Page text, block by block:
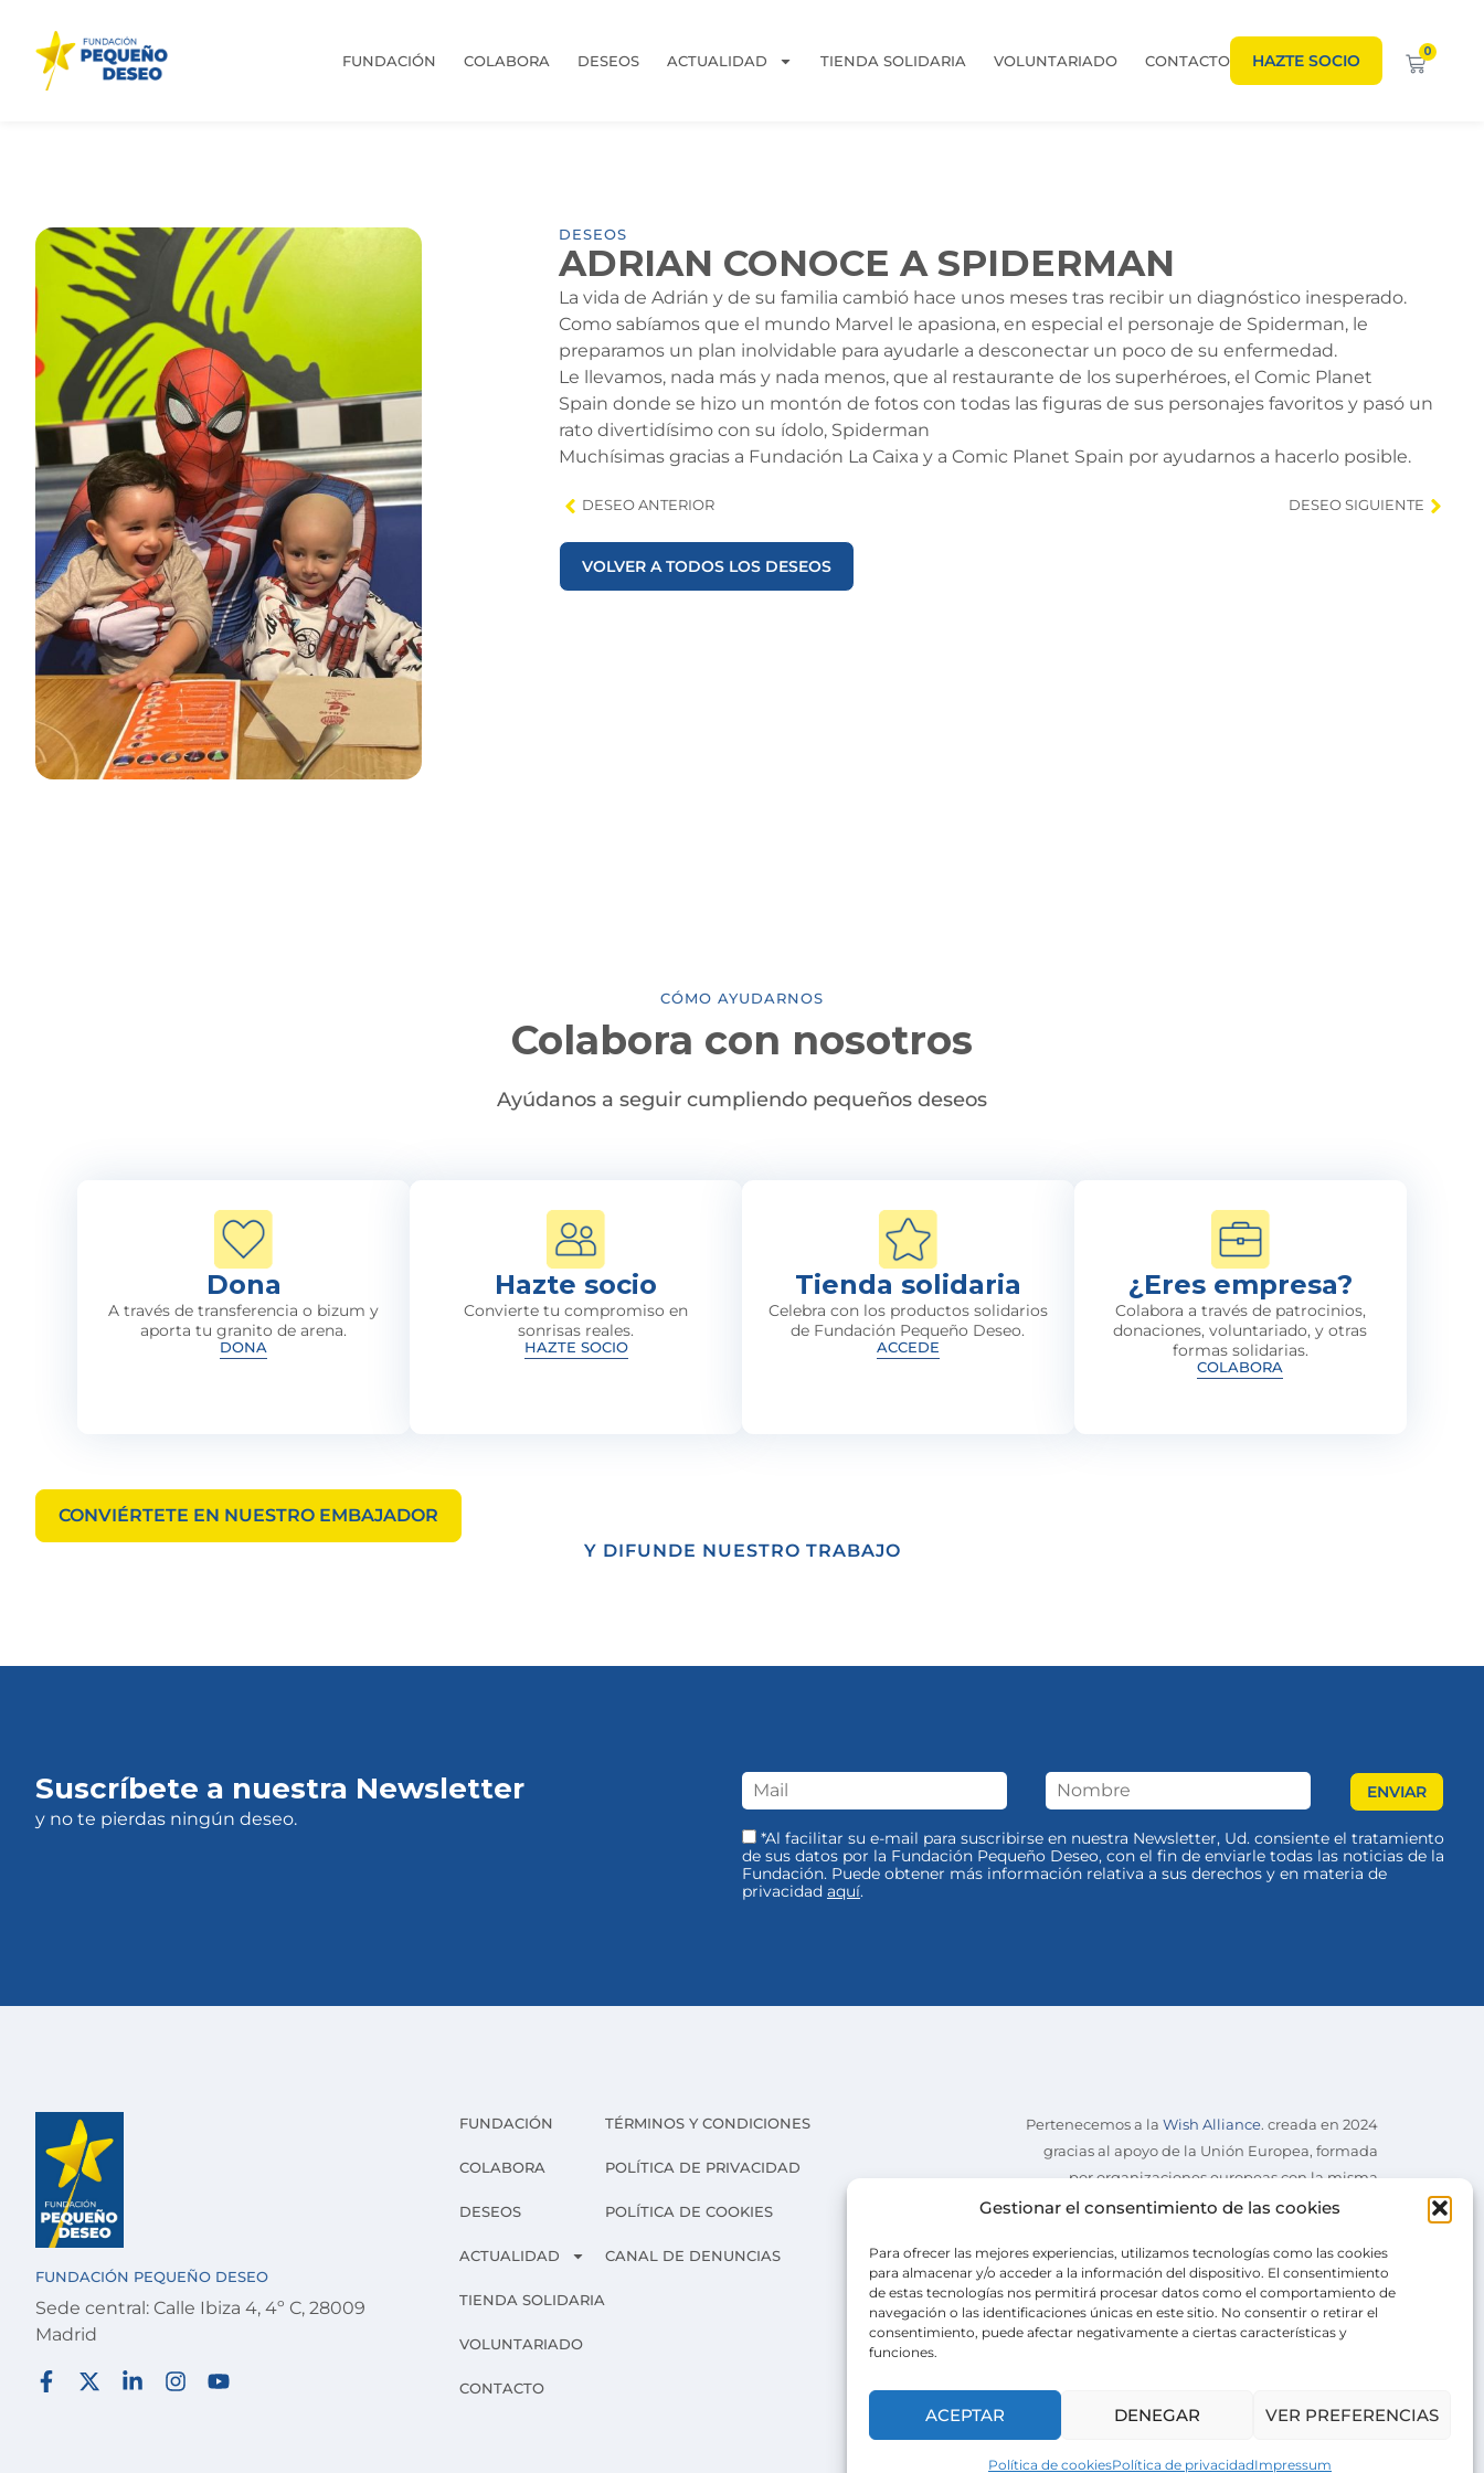
Gestionar el consentimiento de las cookies
Para ofrecer las mejores experiencias, utilizamos tecnologías como las cookies
para almacenar y/o acceder a la información del dispositivo. El consentimiento
de estas tecnologías nos permitirá procesar datos como el comportamiento de
navegación o las identificaciones únicas en este sitio. No consentir o retirar el
consentimiento, puede afectar negativamente a ciertas características y
funciones.
ACEPTAR DENEGAR VER PREFERENCIAS
Política de cookiesPolítica de privacidadImpressum
FUNDACIÓN COLABORA DESEOS ACTUALIDAD TIENDA SOLIDARIA VOLUNTARIADO CONTACTO HAZTE SOCIO 0
DESEOS
ADRIAN CONOCE A SPIDERMAN
La vida de Adrián y de su familia cambió hace unos meses tras recibir un diagnóstico inesperado.
Como sabíamos que el mundo Marvel le apasiona, en especial el personaje de Spiderman, le
preparamos un plan inolvidable para ayudarle a desconectar un poco de su enfermedad.
Le llevamos, nada más y nada menos, que al restaurante de los superhéroes, el Comic Planet
Spain donde se hizo un montón de fotos con todas las figuras de sus personajes favoritos y pasó un
rato divertidísimo con su ídolo, Spiderman
Muchísimas gracias a Fundación La Caixa y a Comic Planet Spain por ayudarnos a hacerlo posible.
DESEO ANTERIOR DESEO SIGUIENTE
VOLVER A TODOS LOS DESEOS
CÓMO AYUDARNOS
Colabora con nosotros
Ayúdanos a seguir cumpliendo pequeños deseos
Dona
A través de transferencia o bizum y
aporta tu granito de arena.
DONA
Hazte socio
Convierte tu compromiso en
sonrisas reales.
HAZTE SOCIO
Tienda solidaria
Celebra con los productos solidarios
de Fundación Pequeño Deseo.
ACCEDE
¿Eres empresa?
Colabora a través de patrocinios,
donaciones, voluntariado, y otras
formas solidarias.
COLABORA
CONVIÉRTETE EN NUESTRO EMBAJADOR
Y DIFUNDE NUESTRO TRABAJO
Suscríbete a nuestra Newsletter
y no te pierdas ningún deseo.
*Al facilitar su e-mail para suscribirse en nuestra Newsletter, Ud. consiente el tratamiento
de sus datos por la Fundación Pequeño Deseo, con el fin de enviarle todas las noticias de la
Fundación. Puede obtener más información relativa a sus derechos y en materia de
privacidad aquí.
FUNDACIÓN PEQUEÑO DESEO
Sede central: Calle Ibiza 4, 4º C, 28009
Madrid
FUNDACIÓN
COLABORA
DESEOS
ACTUALIDAD
TIENDA SOLIDARIA
VOLUNTARIADO
CONTACTO
TÉRMINOS Y CONDICIONES
POLÍTICA DE PRIVACIDAD
POLÍTICA DE COOKIES
CANAL DE DENUNCIAS
Pertenecemos a la Wish Alliance. creada en 2024
gracias al apoyo de la Unión Europea, formada
por organizaciones europeas con la misma
misión.